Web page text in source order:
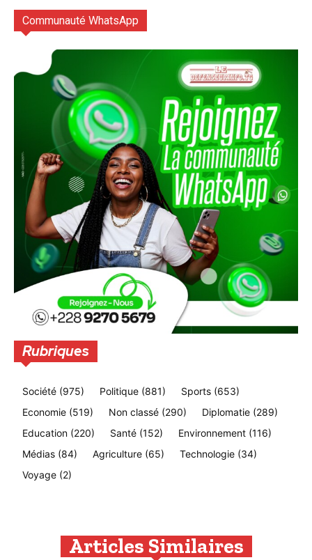
Communauté WhatsApp
Rubriques
Société (975) Politique (881) Sports (653)
Economie (519) Non classé (290) Diplomatie (289)
Education (220) Santé (152) Environnement (116)
Médias (84) Agriculture (65) Technologie (34)
Voyage (2)
Articles Similaires